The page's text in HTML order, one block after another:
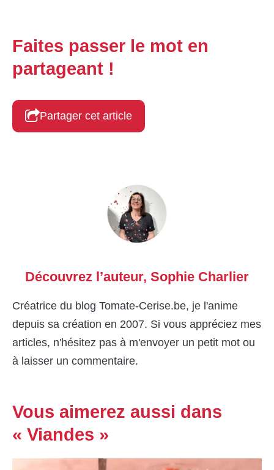
Faites passer le mot en
partageant !
Partager cet article
Découvrez l’auteur, Sophie Charlier
Créatrice du blog Tomate-Cerise.be, je l'anime
depuis sa création en 2007. Si vous appréciez mes
articles, n'hésitez pas à m'envoyer un petit mot ou
à laisser un commentaire.
Vous aimerez aussi dans
« Viandes »